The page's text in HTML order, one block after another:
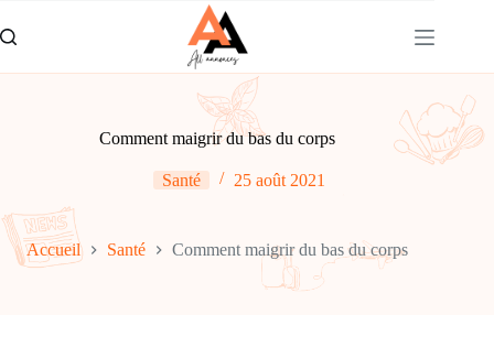
au
contenu
Comment maigrir du bas du corps
Santé 25 août 2021
Accueil Santé Comment maigrir du bas du corps